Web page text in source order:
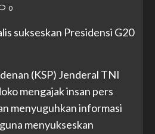
0
(KSP) Jenderal TNI
mengajak insan pers
menyuguhkan informasi
menyukseskan